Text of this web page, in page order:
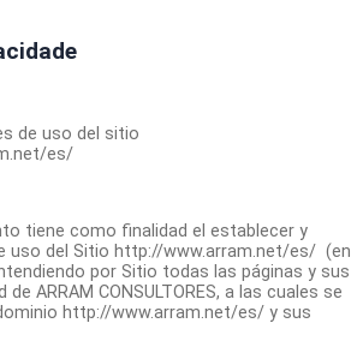
de uso del sitio
es/
tiene como finalidad el establecer y
uso del Sitio http://www.arram.net/es/ (en
por Sitio todas las páginas y sus
ARRAM CONSULTORES, a las cuales se
http://www.arram.net/es/ y sus